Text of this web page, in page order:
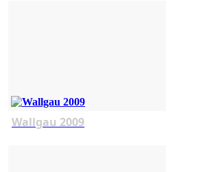
Wallgau 2009